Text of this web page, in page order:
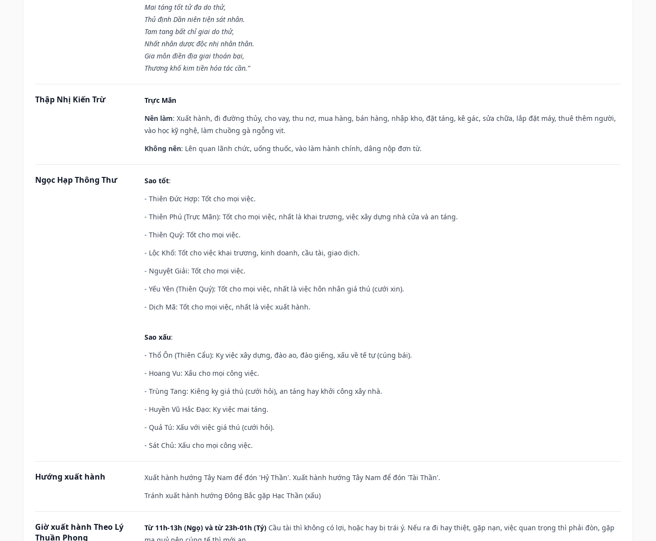
Mai táng tốt tử đa do thử,
Thủ định Dần niên tiện sát nhân.
Tam tang bất chỉ giai do thử,
Nhất nhân dược độc nhị nhân thân.
Gia môn điền địa giai thoán bại,
Thương khố kim tiền hóa tác cần.”
Thập Nhị Kiến Trừ
Trực Mãn
Nên làm: Xuất hành, đi đường thủy, cho vay, thu nợ, mua hàng, bán hàng, nhập kho, đặt táng, kê gác, sửa chữa, lắp đặt máy, thuê thêm người,
vào học kỹ nghệ, làm chuồng gà ngỗng vịt.
Không nên: Lên quan lãnh chức, uống thuốc, vào làm hành chính, dâng nộp đơn từ.
Ngọc Hạp Thông Thư Sao tốt:
- Thiên Đức Hợp: Tốt cho mọi việc.
- Thiên Phú (Trực Mãn): Tốt cho mọi việc, nhất là khai trương, việc xây dựng nhà cửa và an táng.
- Thiên Quý: Tốt cho mọi việc.
- Lộc Khố: Tốt cho việc khai trương, kinh doanh, cầu tài, giao dịch.
- Nguyệt Giải: Tốt cho mọi việc.
- Yếu Yên (Thiên Quý): Tốt cho mọi việc, nhất là việc hôn nhân giá thú (cưới xin).
- Dịch Mã: Tốt cho mọi việc, nhất là việc xuất hành.
Sao xấu:
- Thổ Ôn (Thiên Cẩu): Kỵ việc xây dựng, đào ao, đào giếng, xấu về tế tự (cúng bái).
- Hoang Vu: Xấu cho mọi công việc.
- Trùng Tang: Kiêng kỵ giá thú (cưới hỏi), an táng hay khởi công xây nhà.
- Huyền Vũ Hắc Đạo: Kỵ việc mai táng.
- Quả Tú: Xấu với việc giá thú (cưới hỏi).
- Sát Chủ: Xấu cho mọi công việc.
Hướng xuất hành
Xuất hành hướng Tây Nam để đón 'Hỷ Thần'. Xuất hành hướng Tây Nam để đón 'Tài Thần'.
Tránh xuất hành hướng Đông Bắc gặp Hạc Thần (xấu)
Giờ xuất hành Theo Lý
Thuần Phong
Từ 11h-13h (Ngọ) và từ 23h-01h (Tý) Cầu tài thì không có lợi, hoặc hay bị trái ý. Nếu ra đi hay thiệt, gặp nạn, việc quan trọng thì phải đòn, gặp